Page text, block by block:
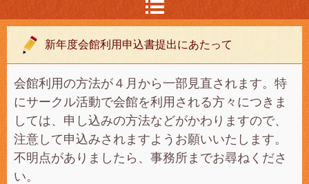
新年度会館利用申込書提出にあたって
会館利用の方法が４月から一部見直されます。特
にサークル活動で会館を利用される方々につきま
しては、申し込みの方法などがかわりますので、
注意して申込みされますようお願いいたします。
不明点がありましたら、事務所までお尋ねくださ
い。